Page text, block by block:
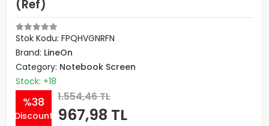
(Ref)
Stok Kodu: FPQHVGNRFN
Brand: LineOn
Category: Notebook Screen
Stock: +18
%38
Discount
1.554,46 TL
967,98 TL